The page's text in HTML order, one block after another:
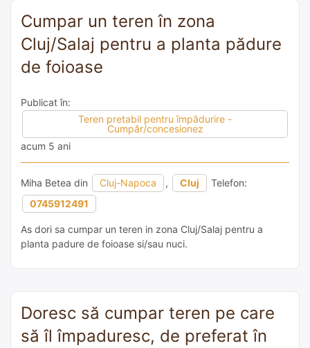
Cumpar un teren în zona
Cluj/Salaj pentru a planta pădure
de foioase
Publicat în:
Teren pretabil pentru împădurire -
Cumpăr/concesionez
acum 5 ani
Miha Betea din Cluj-Napoca , Cluj
Telefon:
0745912491
As dori sa cumpar un teren in zona Cluj/Salaj pentru a
planta padure de foioase si/sau nuci.
Doresc să cumpar teren pe care
să îl împaduresc, de preferat în